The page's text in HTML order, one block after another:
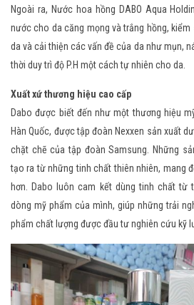
Ngoài ra, Nước hoa hồng DABO Aqua
nước cho da căng mọng và trắng hồng,
da và cải thiện các vấn đề của da như mụn,
thời duy trì độ P.H một cách tự nhiên cho da.
Xuất xứ thương hiệu cao cấp
Dabo được biết đến như một thương hiệu
Hàn Quốc, được tập đoàn Nexxen sản xuất
chặt chẽ của tập đoàn Samsung. Những
tạo ra từ những tinh chất thiên nhiên, mang
hơn. Dabo luôn cam kết dùng tinh chất từ
dòng mỹ phẩm của mình, giúp những trải
phẩm chất lượng được đầu tư nghiên cứu kỹ